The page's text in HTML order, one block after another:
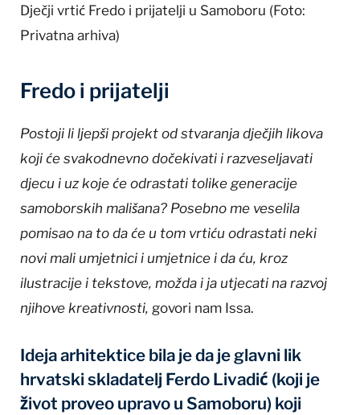
Dječji vrtić Fredo i prijatelji u Samoboru (Foto:
Privatna arhiva)
Fredo i prijatelji
Postoji li ljepši projekt od stvaranja dječjih likova
koji će svakodnevno dočekivati i razveseljavati
djecu i uz koje će odrastati tolike generacije
samoborskih mališana? Posebno me veselila
pomisao na to da će u tom vrtiću odrastati neki
novi mali umjetnici i umjetnice i da ću, kroz
ilustracije i tekstove, možda i ja utjecati na razvoj
njihove kreativnosti, govori nam Issa.
Ideja arhitektice bila je da je glavni lik
hrvatski skladatelj Ferdo Livadić (koji je
život proveo upravo u Samoboru) koji